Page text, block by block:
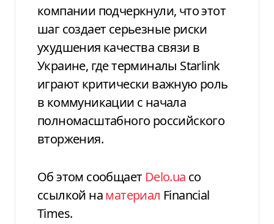
компании подчеркнули, что этот
шаг создает серьезные риски
ухудшения качества связи в
Украине, где терминалы Starlink
играют критически важную роль
в коммуникации с начала
полномасштабного российского
вторжения.
Об этом сообщает Delo.ua со
ссылкой наматериал Financial
Times.